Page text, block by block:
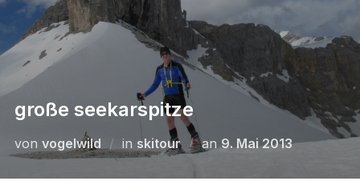
große seekarspitze
von vogelwild in skitour anVeröffentlicht
9. Mai 2013